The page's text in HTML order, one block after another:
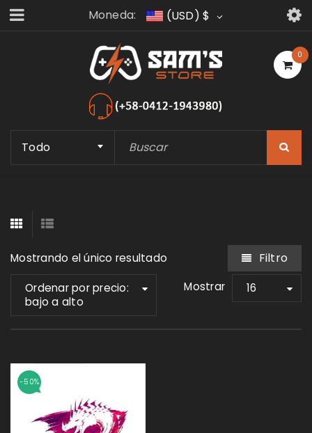
Moneda: (USD)$
0
Todo
Mostrando el único resultado Filtro
Ordenar por precio:
bajo a alto
Mostrar 16
-50%